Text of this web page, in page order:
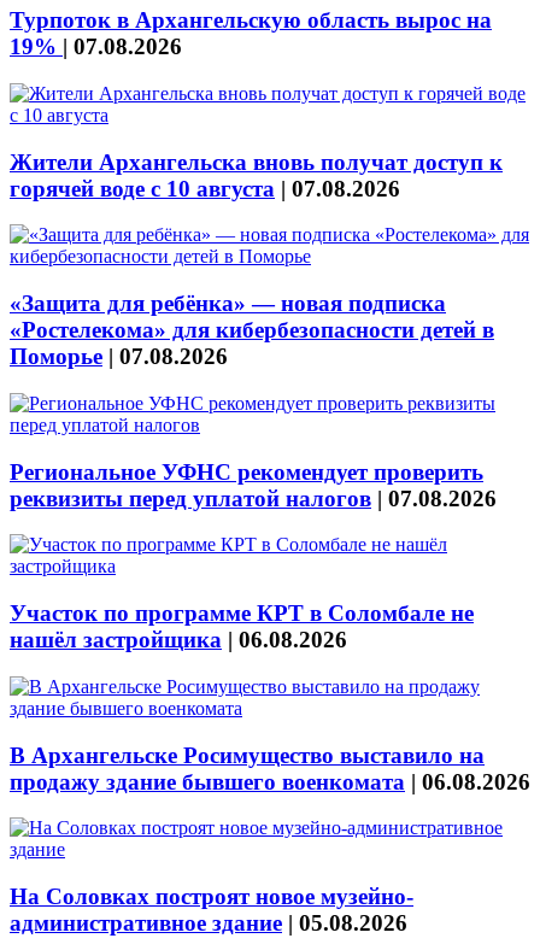
Турпоток в Архангельскую область вырос на
19% | 07.08.2026
Жители Архангельска вновь получат доступ к
горячей воде с 10 августа | 07.08.2026
«Защита для ребёнка» — новая подписка
«Ростелекома» для кибербезопасности детей в
Поморье | 07.08.2026
Региональное УФНС рекомендует проверить
реквизиты перед уплатой налогов | 07.08.2026
Участок по программе КРТ в Соломбале не
нашёл застройщика | 06.08.2026
В Архангельске Росимущество выставило на
продажу здание бывшего военкомата | 06.08.2026
На Соловках построят новое музейно-
административное здание | 05.08.2026